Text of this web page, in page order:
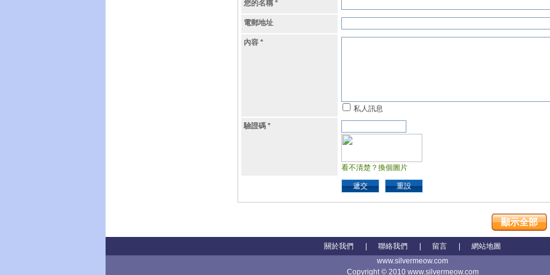
您的名稱 *
電郵地址
內容 *
私人訊息
驗證碼 *
看不清楚？換個圖片
遞交 重設
顯示全部
關於我們 聯絡我們 留言
網站地圖
www.silvermeow.com
Copyright © 2010 www.silvermeow.com